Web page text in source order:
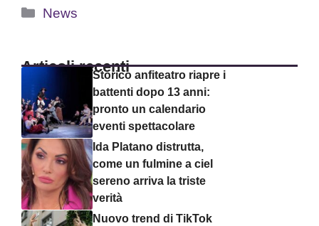
Categorie
News
Articoli recentiStorico anfiteatro riapre i
battenti dopo 13 anni:
pronto un calendario
eventi spettacolare
Ida Platano distrutta,
come un fulmine a ciel
sereno arriva la triste
verità
Nuovo trend di TikTok